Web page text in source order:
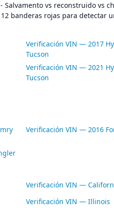
- Salvamento vs reconstruido vs
banderas rojas para detectar
Verificación VIN — 2017
Tucson
Verificación VIN — 2021
Tucson
Verificación VIN — 2016
Verificación VIN —
Verificación VIN — Illinois